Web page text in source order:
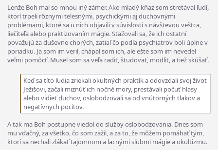
Lenže Boh mal so mnou iný zámer. Ako mladý kňaz som stretával ľudí,
ktorí trpeli rôznymi telesnými, psychickými aj duchovnými
problémami, ktoré sa u nich objavili v súvislosti s návštevou veštca,
liečiteľa alebo praktizovaním mágie. Sťažovali sa, že ich ostatní
považujú za duševne chorých, zatiaľ čo podľa psychiatrov boli úplne v
poriadku. Ja som im veril, chápal som ich, ale ešte som im nevedel
veľmi pomôcť. Musel som sa veľa radiť, študovať, modliť, a tiež skúšať.
Keď sa títo ľudia zriekali okultných praktík a odovzdali svoj život
Ježišovi, začali miznúť ich nočné mory, prestávali počuť hlasy
alebo vidieť duchov, oslobodzovali sa od vnútorných tlakov a
negatívnych pocitov.
A tak ma Boh postupne viedol do služby oslobodzovania. Dnes som
mu vďačný, za všetko, čo som zažil, a za to, že môžem pomáhať tým,
ktorí sa nechali zlákať tajomnom a lacnými sľubmi mágie a okultizmu.